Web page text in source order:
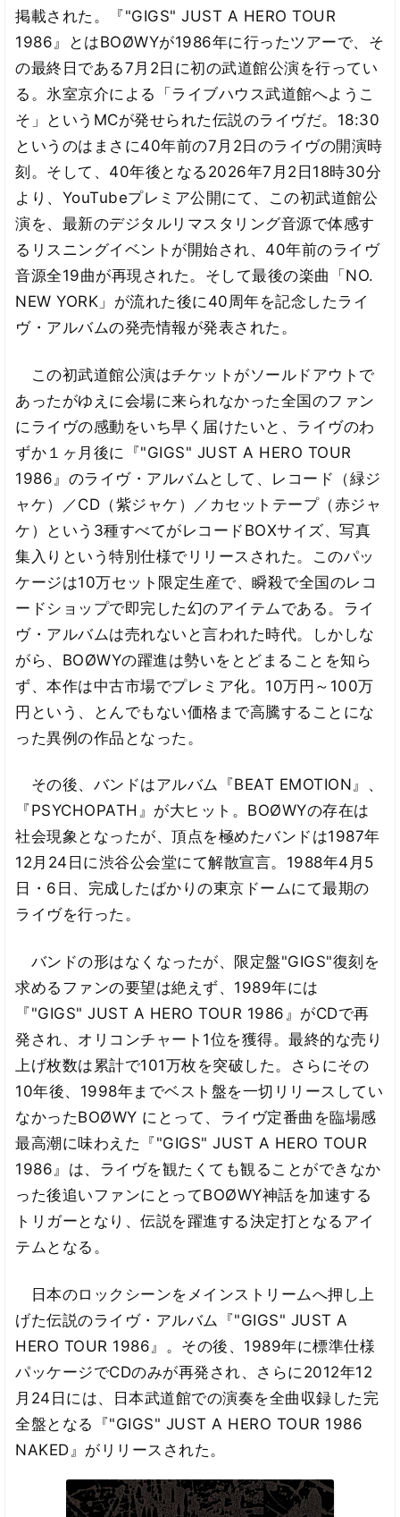
掲載された。『"GIGS" JUST A HERO TOUR
1986』とはBOØWYが1986年に行ったツアーで、そ
の最終日である7月2日に初の武道館公演を行ってい
る。氷室京介による「ライブハウス武道館へようこ
そ」というMCが発せられた伝説のライヴだ。18:30
というのはまさに40年前の7月2日のライヴの開演時
刻。そして、40年後となる2026年7月2日18時30分
より、YouTubeプレミア公開にて、この初武道館公
演を、最新のデジタルリマスタリング音源で体感す
るリスニングイベントが開始され、40年前のライヴ
音源全19曲が再現された。そして最後の楽曲「NO.
NEW YORK」が流れた後に40周年を記念したライ
ヴ・アルバムの発売情報が発表された。
この初武道館公演はチケットがソールドアウトで
あったがゆえに会場に来られなかった全国のファン
にライヴの感動をいち早く届けたいと、ライヴのわ
ずか１ヶ月後に『"GIGS" JUST A HERO TOUR
1986』のライヴ・アルバムとして、レコード（緑ジ
ャケ）／CD（紫ジャケ）／カセットテープ（赤ジャ
ケ）という3種すべてがレコードBOXサイズ、写真
集入りという特別仕様でリリースされた。このパッ
ケージは10万セット限定生産で、瞬殺で全国のレコ
ードショップで即完した幻のアイテムである。ライ
ヴ・アルバムは売れないと言われた時代。しかしな
がら、BOØWYの躍進は勢いをとどまることを知ら
ず、本作は中古市場でプレミア化。10万円～100万
円という、とんでもない価格まで高騰することにな
った異例の作品となった。
その後、バンドはアルバム『BEAT EMOTION』、
『PSYCHOPATH』が大ヒット。BOØWYの存在は
社会現象となったが、頂点を極めたバンドは1987年
12月24日に渋谷公会堂にて解散宣言。1988年4月5
日・6日、完成したばかりの東京ドームにて最期の
ライヴを行った。
バンドの形はなくなったが、限定盤"GIGS"復刻を
求めるファンの要望は絶えず、1989年には
『"GIGS" JUST A HERO TOUR 1986』がCDで再
発され、オリコンチャート1位を獲得。最終的な売り
上げ枚数は累計で101万枚を突破した。さらにその
10年後、1998年までベスト盤を一切リリースしてい
なかったBOØWY にとって、ライヴ定番曲を臨場感
最高潮に味わえた『"GIGS" JUST A HERO TOUR
1986』は、ライヴを観たくても観ることができなか
った後追いファンにとってBOØWY神話を加速する
トリガーとなり、伝説を躍進する決定打となるアイ
テムとなる。
日本のロックシーンをメインストリームへ押し上
げた伝説のライヴ・アルバム『"GIGS" JUST A
HERO TOUR 1986』。その後、1989年に標準仕様
パッケージでCDのみが再発され、さらに2012年12
月24日には、日本武道館での演奏を全曲収録した完
全盤となる『"GIGS" JUST A HERO TOUR 1986
NAKED』がリリースされた。